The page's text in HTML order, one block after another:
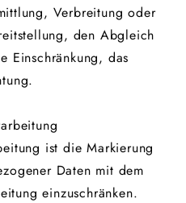
Verbreitung oder
den Abgleich
Einschränkung, das
ist die Markierung
Daten mit dem
einzuschränken.